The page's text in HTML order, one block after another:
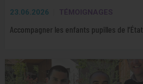
23.06.2026 TÉMOIGNAGES
Accompagner les enfants pupilles de l’État